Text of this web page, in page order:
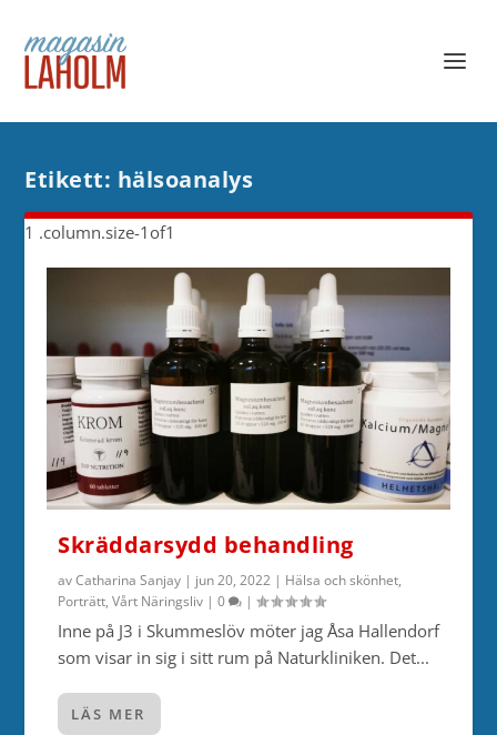
Etikett: hälsoanalys
Skräddarsydd behandling
avCatharina Sanjay | jun 20, 2022 | Hälsa och skönhet,
Porträtt,Vårt Näringsliv |0 |
Inne på J3 i Skummeslöv möter jag Åsa Hallendorf
som visar in sig i sitt rum på Naturkliniken. Det...
LÄS MER